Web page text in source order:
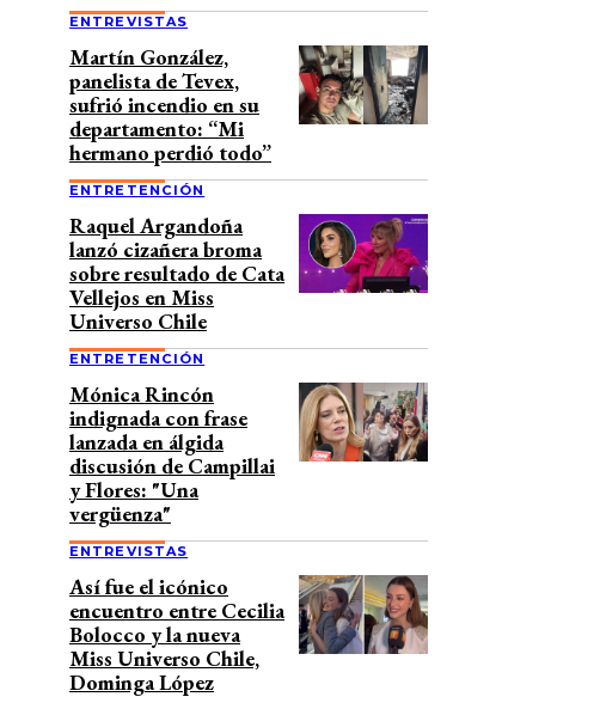
ENTREVISTAS
Martín González,
panelista de Tevex,
sufrió incendio en su
departamento: “Mi
hermano perdió todo”
ENTRETENCIÓN
Raquel Argandoña
lanzó cizañera broma
sobre resultado de Cata
Vellejos en Miss
Universo Chile
ENTRETENCIÓN
Mónica Rincón
indignada con frase
lanzada en álgida
discusión de Campillai
y Flores: "Una
vergüenza"
ENTREVISTAS
Así fue el icónico
encuentro entre Cecilia
Bolocco y la nueva
Miss Universo Chile,
Dominga López